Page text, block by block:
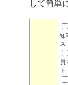
して簡単
知
ス
員
ト